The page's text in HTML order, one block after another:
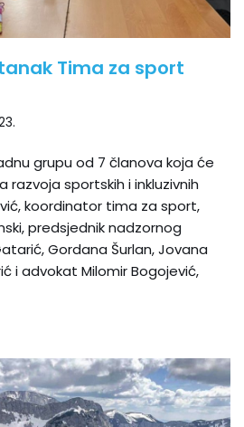
Tima za sport
grupu od 7 članova koja će
razvoja sportskih i inkluzivnih
koordinator tima za sport,
predsjednik nadzornog
Gordana Šurlan, Jovana
i advokat Milomir Bogojević,